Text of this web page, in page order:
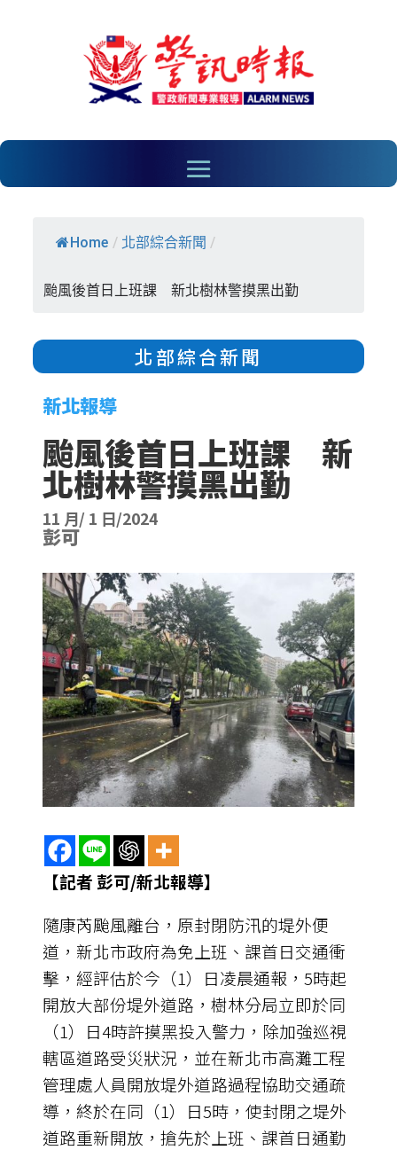
Home / 北部綜合新聞 /
颱風後首日上班課 新北樹林警摸黑出勤
北部綜合新聞
新北報導
颱風後首日上班課 新
北樹林警摸黑出勤
11 月/ 1 日/2024
彭可
【記者 彭可/新北報導】
隨康芮颱風離台，原封閉防汛的堤外便
道，新北市政府為免上班、課首日交通衝
擊，經評估於今（1）日凌晨通報，5時起
開放大部份堤外道路，樹林分局立即於同
（1）日4時許摸黑投入警力，除加強巡視
轄區道路受災狀況，並在新北市高灘工程
管理處人員開放堤外道路過程協助交通疏
導，終於在同（1）日5時，使封閉之堤外
道路重新開放，搶先於上班、課首日通勤